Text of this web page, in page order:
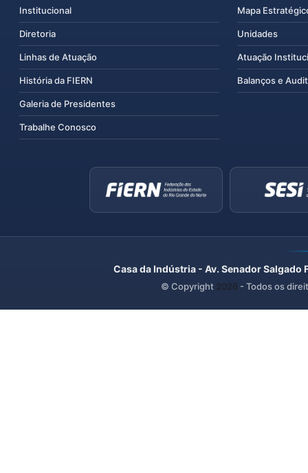
Institucional
Diretoria
Linhas de Atuação
História da FIERN
Galeria de Presidentes
Trabalhe Conosco
Mapa
Unidades
Atuação
Balanços e
Casa da Indústria - Av. Senador
© Copyright 2026 - Todos os